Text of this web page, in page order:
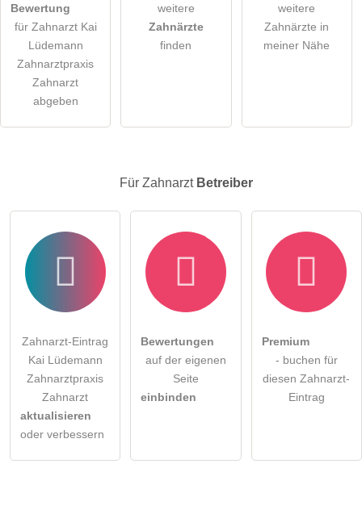
Klicken Sie hier um eine
Zahnarzt-Eintrag zu stellen
Bewertung
für Zahnarzt Kai
Lüdemann
Zahnarztpraxis
Zahnarzt
abgeben
weitere
Zahnärzte
finden
weitere
Zahnärzte in
meiner Nähe
Für Zahnarzt Betreiber
Zahnarzt-Eintrag
Kai Lüdemann
Zahnarztpraxis
Zahnarzt
aktualisieren
oder verbessern
Bewertungen
auf der eigenen
Seite
einbinden
Premium
- buchen für
diesen Zahnarzt-
Eintrag